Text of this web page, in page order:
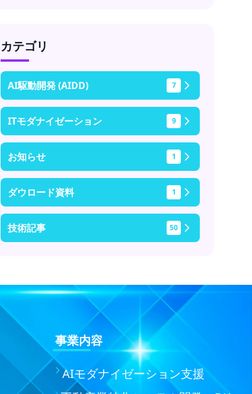
カテゴリ
AI駆動開発 (AIDD) 7
ITモダナイゼーション 9
お知らせ 1
ダウロード資料 1
技術記事 50
事業内容
AIモダナイゼーション支援